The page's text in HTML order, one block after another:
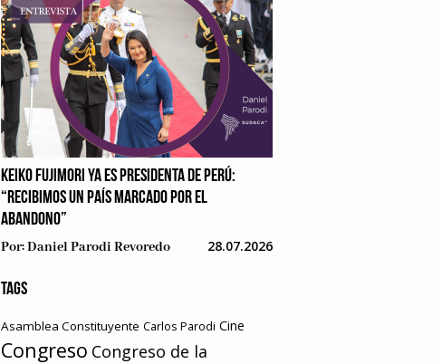
KEIKO FUJIMORI YA ES PRESIDENTA DE PERÚ:
“RECIBIMOS UN PAÍS MARCADO POR EL
ABANDONO”
Por:Daniel Parodi Revoredo 28.07.2026
TAGS
Asamblea Constituyente Carlos Parodi Cine
Congreso Congreso de la